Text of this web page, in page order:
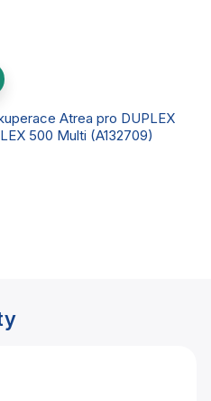
Atrea pro DUPLEX
500 Multi (A132709)